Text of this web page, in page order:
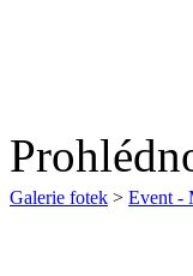
Galerie fotek > Event -